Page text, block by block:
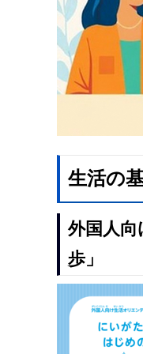
生活の
外国人
歩」